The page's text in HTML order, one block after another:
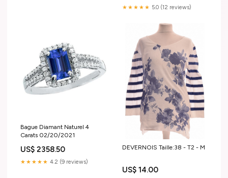
★★★★★ 5.0 (12 reviews)
Bague Diamant Naturel 4
Carats 02/20/2021
US$ 2358.50
★★★★★ 4.2 (9 reviews)
DEVERNOIS Taille:38 - T2 - M
US$ 14.00